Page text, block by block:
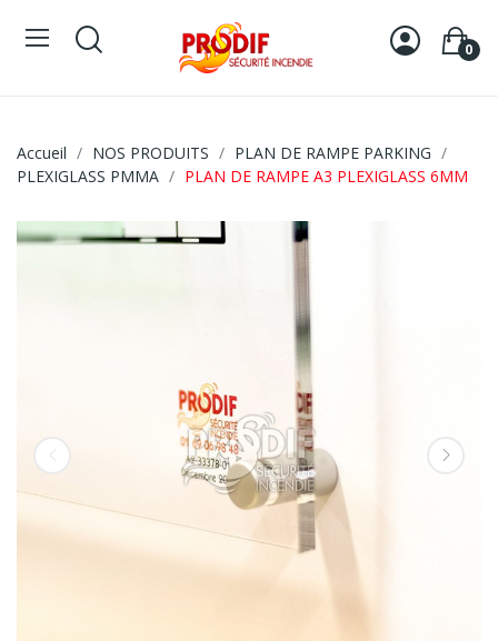
0
Accueil NOS PRODUITS
PLAN DE RAMPE PARKING
PLEXIGLASS PMMA
PLAN DE RAMPE A3 PLEXIGLASS 6MM